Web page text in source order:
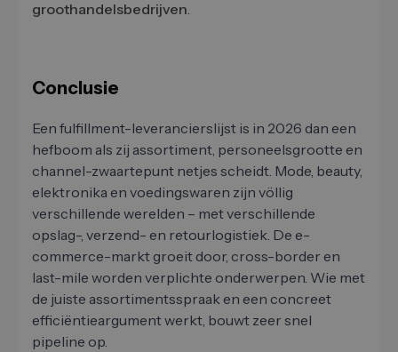
groothandelsbedrijven.
Conclusie
Een fulfillment-leverancierslijst is in 2026 dan een
hefboom als zij assortiment, personeelsgrootte en
channel-zwaartepunt netjes scheidt. Mode, beauty,
elektronika en voedingswaren zijn völlig
verschillende werelden – met verschillende
opslag-, verzend- en retourlogistiek. De e-
commerce-markt groeit door, cross-border en
last-mile worden verplichte onderwerpen. Wie met
de juiste assortimentsspraak en een concreet
efficiëntieargument werkt, bouwt zeer snel
pipeline op.